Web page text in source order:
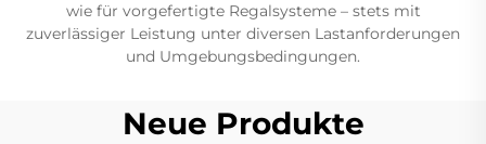
wie für vorgefertigte Regalsysteme – stets mit
zuverlässiger Leistung unter diversen Lastanforderungen
und Umgebungsbedingungen.
Neue Produkte